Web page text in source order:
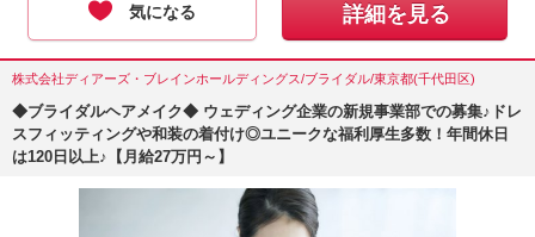
気になる 詳細を見る
株式会社ディアーズ・ブレインホールディングス/ブライダル/東京都(千代田区)
◆ブライダルヘアメイク◆ ウェディング企業の新規事業部での募集♪ドレ
スフィッティングや和装の着付け◎ユニークな福利厚生多数！年間休日
は120日以上♪【月給27万円～】